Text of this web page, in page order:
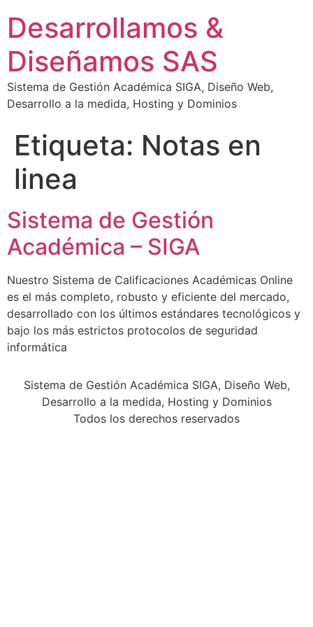
Desarrollamos &
Diseñamos SAS
Sistema de Gestión Académica SIGA, Diseño Web,
Desarrollo a la medida, Hosting y Dominios
Etiqueta: Notas en
linea
Sistema de Gestión
Académica – SIGA
Nuestro Sistema de Calificaciones Académicas Online
es el más completo, robusto y eficiente del mercado,
desarrollado con los últimos estándares tecnológicos y
bajo los más estrictos protocolos de seguridad
informática
Sistema de Gestión Académica SIGA, Diseño Web,
Desarrollo a la medida, Hosting y Dominios
Todos los derechos reservados